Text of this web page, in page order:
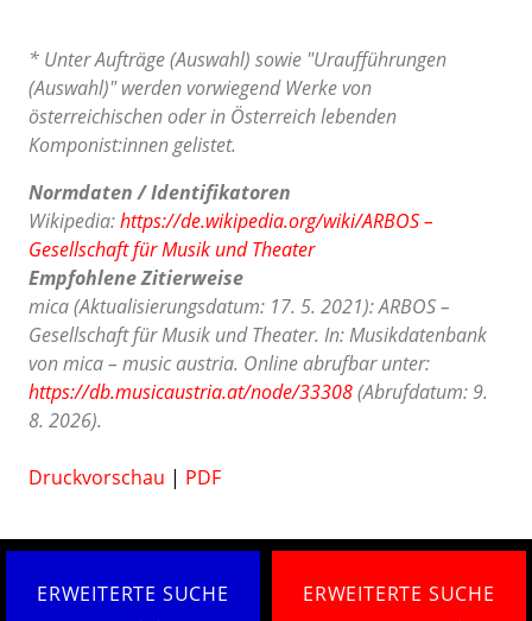
* Unter Aufträge (Auswahl) sowie "Uraufführungen
(Auswahl)" werden vorwiegend Werke von
österreichischen oder in Österreich lebenden
Komponist:innen gelistet.
Normdaten / Identifikatoren
Wikipedia:https://de.wikipedia.org/wiki/ARBOS –
Gesellschaft für Musik und Theater
Empfohlene Zitierweise
mica (Aktualisierungsdatum: 17. 5. 2021): ARBOS –
Gesellschaft für Musik und Theater. In: Musikdatenbank
von mica – music austria. Online abrufbar unter:
https://db.musicaustria.at/node/33308(Abrufdatum: 9.
8. 2026).
Druckvorschau | PDF
ERWEITERTE SUCHE ERWEITERTE SUCHE